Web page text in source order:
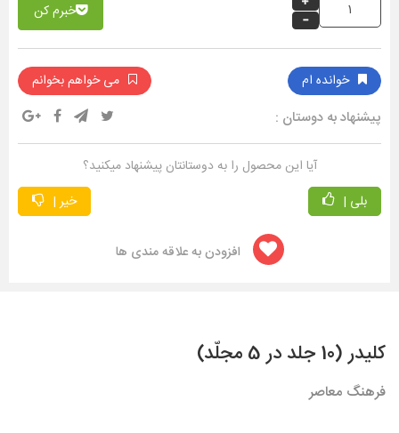
خبرم کن
خوانده ام می خواهم بخوانم
پیشنهاد به دوستان :
آیا این محصول را به دوستانتان پیشنهاد میکنید؟
بلی |
خیر |
افزودن به علاقه مندی ها
کلیدر (10 جلد در 5 مجلّد)
فرهنگ معاصر